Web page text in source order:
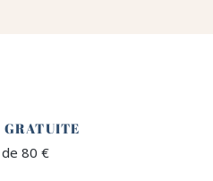
80 €